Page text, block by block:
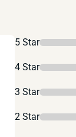
5 Star
4 Star
3 Star
2 Star